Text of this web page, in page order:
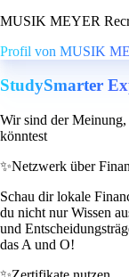
MUSIK MEYER
Profil von MUSIK
StudySmarter
Wir sind der
könntest
✨Netzwerk über
Schau dir lokale
du nicht nur Wissen
und
das A und O!